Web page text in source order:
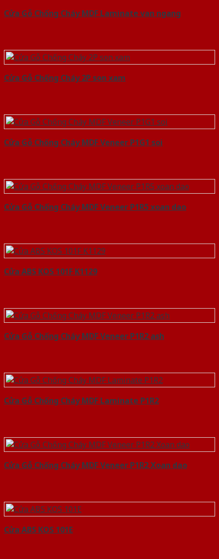
Cửa Gỗ Chống Cháy MDF Laminate van ngang
Cửa Gỗ Chống Cháy 2P son xam
Cửa Gỗ Chống Cháy MDF Veneer P1G1 soi
Cửa Gỗ Chống Cháy MDF Veneer P1R5 xoan dao
Cửa ABS KOS 101F K1129
Cửa Gỗ Chống Cháy MDF Veneer P1R2 ash
Cửa Gỗ Chống Cháy MDF Laminate P1R2
Cửa Gỗ Chống Cháy MDF Veneer P1R2 Xoan dao
Cửa ABS KOS 101E